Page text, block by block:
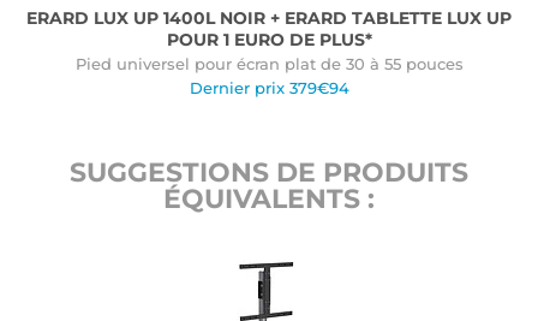
ERARD LUX UP 1400L NOIR + ERARD TABLETTE LUX UP
POUR 1 EURO DE PLUS*
Pied universel pour écran plat de 30 à 55 pouces
Dernier prix 379€94
SUGGESTIONS DE PRODUITS
ÉQUIVALENTS :